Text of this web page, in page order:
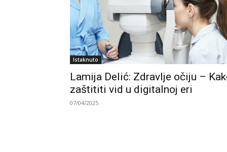
Istaknuto
Lamija Delić: Zdravlje očiju –
zaštititi vid u digitalnoj eri
07/04/2025